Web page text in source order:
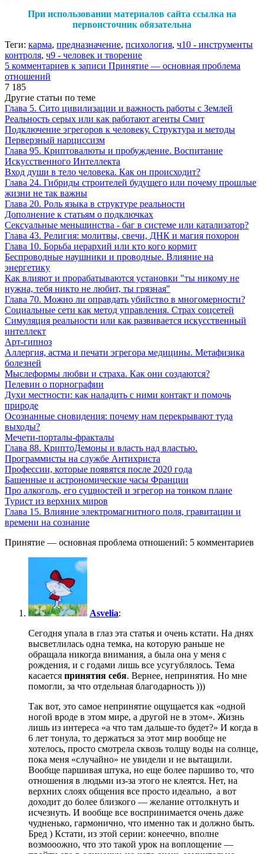
При использовании материалов сайта ссылка на
первоисточник обязательна
Теги: карма, предназначение, психология, ч10 - инструменты
контроля, ч9 - человек и творение
5 комментариев к записи Принятие — основная проблема
отношений
7 185
Другие статьи по теме
Глава 5. Сито цивилизации и важность работы с Землей
Реальность серых или как работают агенты Смит
Подключение эгрегоров к человеку. Структура и методы
Перверзный нарциссизм
Глава 95. Криптовалюты и пробуждение. Воспитание
Искусственного Интеллекта
Вход души в тело человека. Как он происходит?
Глава 24. Гибриды строителей будущего или почему прошлые
жизни не так важны
Глава 20. Роль языка в структуре реальности
Дополнение к статьям о подключках
Сексуальные меньшинства - баг в системе или катализатор?
Глава 43. Религия: молитвы, свечи, ДНК и магия похорон
Глава 10. Борьба иерархий или кто кого кормит
Беспроводные наушники и проводные. Влияние на
энергетику
Как влияют и прорабатываются установки "ты никому не
нужна, тебя никто не любит, ты грязная"
Глава 70. Можно ли оправдать убийство в многомерности?
Социальные сети как метод управления. Страх соцсетей
Симуляция реальности или как развивается искусственный
интеллект
Арт-гипноз
Аллергия, астма и печати эгрегора медицины. Метафизика
болезней
Мыслеформы любви и страха. Как они создаются?
Пелевин о порнографии
Духи местности: как наладить с ними контакт и помочь
природе
Осознанные сновидения: почему нам перекрывают туда
выходы?
Мечети-порталы-фракталы
Глава 88. КриптоДемоны и власть над властью.
Программисты на службе Антихриста
Профессии, которые появятся после 2020 года
Башенные и астрономические часы Франции
Про алкоголь, его сущностей и эгрегор на тонком плане
Турист из верхних миров
Глава 15. Влияние электромагнитного поля, гравитации и
времени на сознание
Принятие — основная проблема отношений: 5 комментариев
Asvelia:
Сегодня упала в глаз эта статья и очень кстати. На днях
высветлилась одна темка, на которую раньше не
обращала никогда внимания, а была она у меня с
рождения, и с годами лишь все усугублялось. Тема
касается принятия себя. Вернее, непринятия. Но мне
помогли, за что отдельная благодарность )))
Так вот, это самое непринятие ощущается как «одной
ногой вроде в этом мире, а другой не в этом». Жизнь
лишь из интереса «а что там дальше-то будет?» И когда в
6 лет тонула, то держаться за этот мир вообще не
хотелось, просто смотрела сквозь толщу воды на солнце,
пока меня «случайно» не увидели и не вытащили.
Вообще паршивая штука, но еще более паршиво то, что
отношения в людьми из-за этого не клеятся. Нет, на
верхних слоях общения все просто идеально, а вот
доходит до более близкого — желание оттолкнуть и
исчезнуть. И вообще все воспринимается очень даже
чудненько, гармонично, что именно так и должно быть.
Бред ) Кстати, из этой серии: конеечно, вполне
возмооожно, что это такой урок на воплощение —